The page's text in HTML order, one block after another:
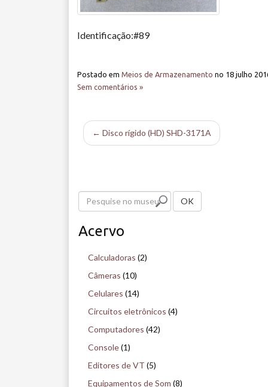
Identificação:#89
Postado em Meios de Armazenamento no 18 julho
Sem comentários »
← Disco rígido (HD) SHD-3171A
s
OK
Acervo
Calculadoras (2)
Câmeras (10)
Celulares (14)
Circuitos eletrônicos (4)
Computadores (42)
Console(1)
Editores de VT (5)
Equipamentos de Som (8)